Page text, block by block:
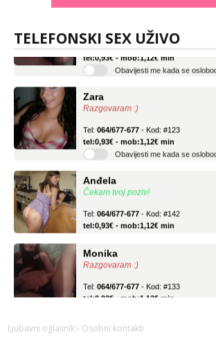
TELEFONSKI SEX UŽIVO
Monika
Tel: 064/677-677- Kod: #133
Obavijesti me kada se oslobodi
Zara
Razgovaram :)
Obavijesti me kada se oslobodi
Anđela
Čekam tvoj poziv!
Monika
Razgovaram :)
Zara
Ljubavni oglasnik › Osobni kontakti